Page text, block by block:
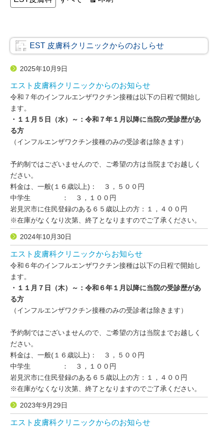
テ
ー
EST 皮膚科クリニックからのおしらせ
2025年10月9日
エスト皮膚科クリニックからのお知らせ
令和７年のインフルエンザワクチン接種は以下の日程で開始し
ます。
・１１月５日（水）～：令和７年１月以降に当院の受診歴があ
る方
（インフルエンザワクチン接種のみの受診者は除きます）
予約制ではございませんので、ご希望の方は当院までお越しく
ださい。
料金は、一般(１６歳以上)： ３，５００円
中学生 ： ３，１００円
岩見沢市に住民登録のある６５歳以上の方：１，４００円
※在庫がなくなり次第、終了となりますのでご了承ください。
2024年10月30日
エスト皮膚科クリニックからお知らせ
令和６年のインフルエンザワクチン接種は以下の日程で開始し
ます。
・１１月７日（木）～：令和６年１月以降に当院の受診歴があ
る方
（インフルエンザワクチン接種のみの受診者は除きます）
予約制ではございませんので、ご希望の方は当院までお越しく
ださい。
料金は、一般(１６歳以上)： ３，５００円
中学生 ： ３，１００円
岩見沢市に住民登録のある６５歳以上の方：１，４００円
※在庫がなくなり次第、終了となりますのでご了承ください。
2023年9月29日
エスト皮膚科クリニックからのお知らせ